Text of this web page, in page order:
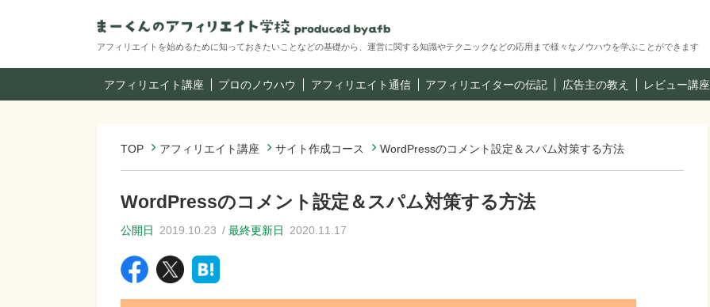
アフィリエイトを始めるために知っておきたいことなどの基礎から、運営に関する知識やテクニックなどの応用まで様々なノウハウを学ぶことができます
アフィリエイト講座 プロのノウハウ アフィリエイト通信 アフィリエイターの伝記 広告主の教え レビュー講座
TOP アフィリエイト講座 サイト作成コース WordPressのコメント設定＆スパム対策する方法
WordPressのコメント設定＆スパム対策する方法
公開日 2019.10.23 最終更新日 2020.11.17